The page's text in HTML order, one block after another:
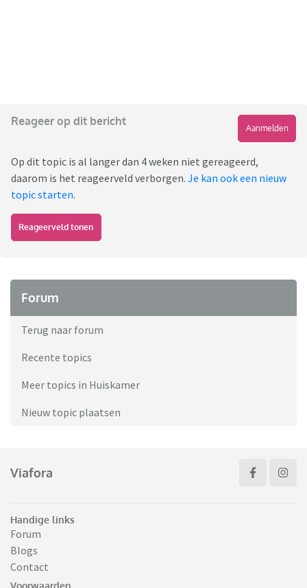
Reageer op dit bericht
Aanmelden
Op dit topic is al langer dan 4 weken niet gereageerd,
daarom is het reageerveld verborgen. Je kan ook een nieuw
topic starten.
Reageerveld tonen
Forum
Terug naar forum
Recente topics
Meer topics in Huiskamer
Nieuw topic plaatsen
Viafora
Handige links
Forum
Blogs
Contact